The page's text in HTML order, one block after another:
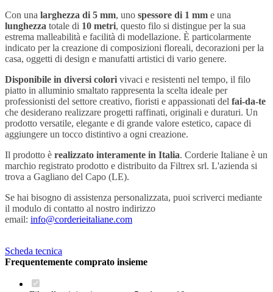
Con una larghezza di 5 mm, uno spessore di 1 mm e una
lunghezza totale di 10 metri, questo filo si distingue per la sua
estrema malleabilità e facilità di modellazione. È particolarmente
indicato per la creazione di composizioni floreali, decorazioni per la
casa, oggetti di design e manufatti artistici di vario genere.
Disponibile in diversi colori vivaci e resistenti nel tempo, il filo
piatto in alluminio smaltato rappresenta la scelta ideale per
professionisti del settore creativo, fioristi e appassionati del fai-da-te
che desiderano realizzare progetti raffinati, originali e duraturi. Un
prodotto versatile, elegante e di grande valore estetico, capace di
aggiungere un tocco distintivo a ogni creazione.
Il prodotto è realizzato interamente in Italia. Corderie Italiane è un
marchio registrato prodotto e distribuito da Filtrex srl. L'azienda si
trova a Gagliano del Capo (LE).
Se hai bisogno di assistenza personalizzata, puoi scriverci mediante
il modulo di contatto al nostro indirizzo
email: info@corderieitaliane.com
Scheda tecnica
Frequentemente comprato insieme